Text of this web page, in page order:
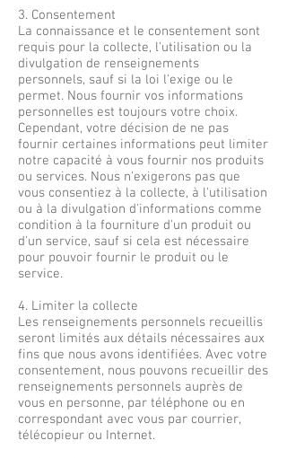
3. Consentement
La connaissance et le consentement sont
requis pour la collecte, l'utilisation ou la
divulgation de renseignements
personnels, sauf si la loi l'exige ou le
permet. Nous fournir vos informations
personnelles est toujours votre choix.
Cependant, votre décision de ne pas
fournir certaines informations peut limiter
notre capacité à vous fournir nos produits
ou services. Nous n'exigerons pas que
vous consentiez à la collecte, à l'utilisation
ou à la divulgation d'informations comme
condition à la fourniture d'un produit ou
d'un service, sauf si cela est nécessaire
pour pouvoir fournir le produit ou le
service.
4. Limiter la collecte
Les renseignements personnels recueillis
seront limités aux détails nécessaires aux
fins que nous avons identifiées. Avec votre
consentement, nous pouvons recueillir des
renseignements personnels auprès de
vous en personne, par téléphone ou en
correspondant avec vous par courrier,
télécopieur ou Internet.